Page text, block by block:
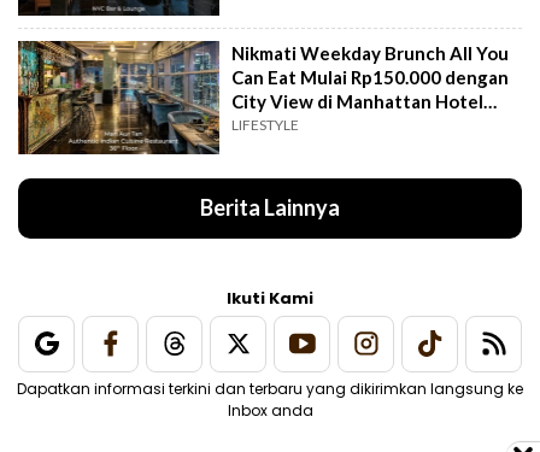
Nikmati Weekday Brunch All You
Can Eat Mulai Rp150.000 dengan
City View di Manhattan Hotel
Jakarta
LIFESTYLE
Berita Lainnya
Ikuti Kami
Dapatkan informasi terkini dan terbaru yang dikirimkan langsung ke
Inbox anda